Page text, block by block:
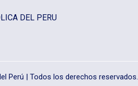
DEL PERU
Perú | Todos los derechos reservados.